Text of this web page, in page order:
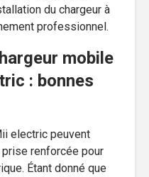
du chargeur à
professionnel.
mobile
: bonnes
electric peuvent
prise renforcée pour
Étant donné que